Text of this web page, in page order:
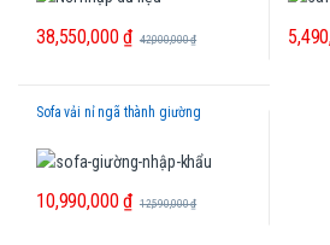
38,550,000₫ 42,000,000₫
Sofa vải nỉ ngã thành giường
10,990,000₫ 12,590,000₫